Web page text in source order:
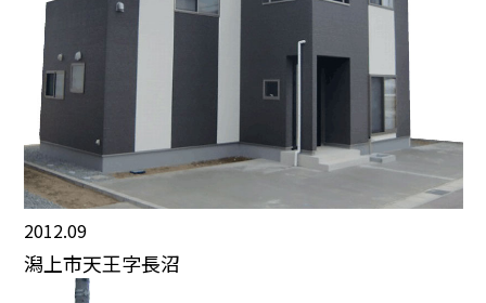
2012.09
潟上市天王字長沼